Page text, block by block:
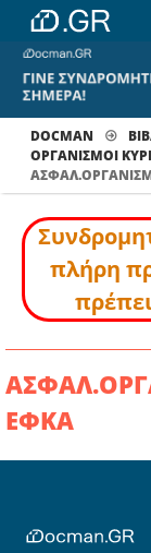
DOCMAN
ΟΡΓΑΝΙΣΜΟΙ
πλήρη
ΕΦΚΑ